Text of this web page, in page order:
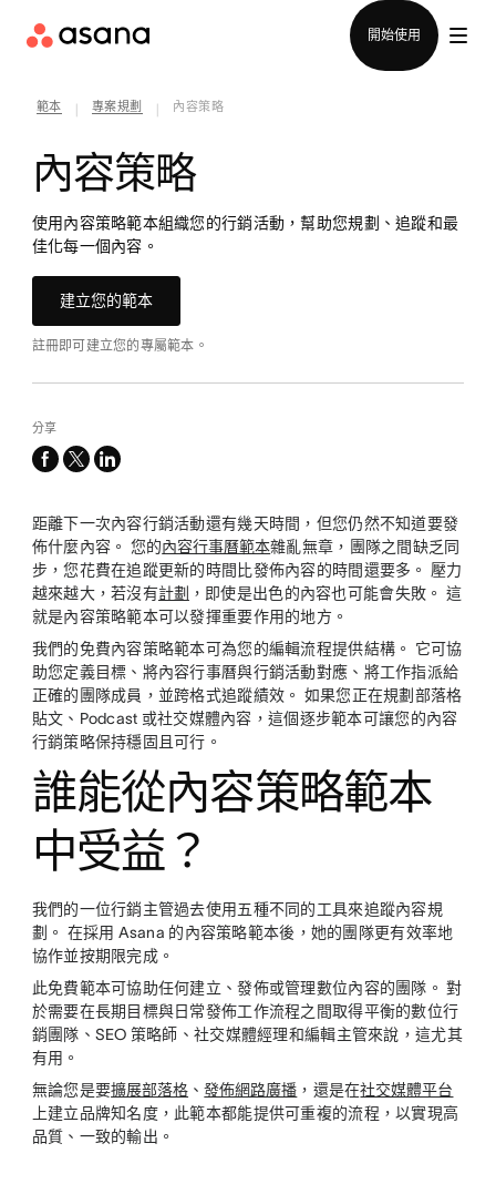
開始使用
範本 專案規劃 內容策略
內容策略
使用內容策略範本組織您的行銷活動，幫助您規劃、追蹤和最
佳化每一個內容。
建立您的範本
註冊即可建立您的專屬範本。
分享
facebook
x-
linkedin
距離下一次內容行銷活動還有幾天時間，但您仍然不知道要發
佈什麼內容。 您的內容行事曆範本雜亂無章，團隊之間缺乏同
步，您花費在追蹤更新的時間比發佈內容的時間還要多。 壓力
越來越大，若沒有計劃 ，即使是出色的內容也可能會失敗。 這
就是內容策略範本可以發揮重要作用的地方。
我們的免費內容策略範本可為您的編輯流程提供結構。 它可協
助您定義目標、將內容行事曆與行銷活動對應、將工作指派給
正確的團隊成員，並跨格式追蹤績效。 如果您正在規劃部落格
貼文、Podcast 或社交媒體內容，這個逐步範本可讓您的內容
行銷策略保持穩固且可行。
誰能從內容策略範本
中受益？
我們的一位行銷主管過去使用五種不同的工具來追蹤內容規
劃。 在採用 Asana 的內容策略範本後，她的團隊更有效率地
協作並按期限完成。
此免費範本可協助任何建立、發佈或管理數位內容的團隊。 對
於需要在長期目標與日常發佈工作流程之間取得平衡的數位行
銷團隊、SEO 策略師、社交媒體經理和編輯主管來說，這尤其
有用。
無論您是要擴展部落格 、發佈網路廣播 ，還是在社交媒體平台
上建立品牌知名度，此範本都能提供可重複的流程，以實現高
品質、一致的輸出。